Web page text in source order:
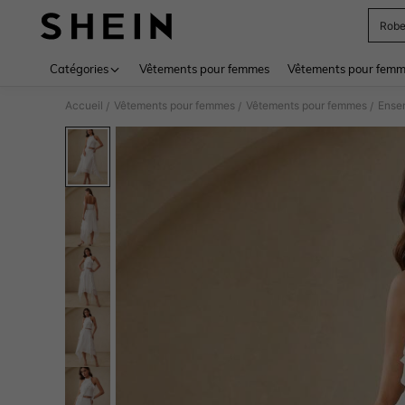
Robe
Catégories Vêtements pour femmes Vêtements pour
Accueil / Vêtements pour femmes / Vêtements pour femmes /